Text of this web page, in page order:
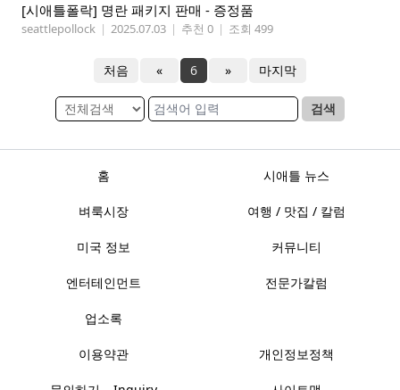
[시애틀폴락] 명란 패키지 판매 - 증정품
seattlepollock | 2025.07.03 | 추천 0 | 조회 499
처음 « 6 » 마지막
검색
홈 시애틀 뉴스
벼룩시장 여행 / 맛집 / 칼럼
미국 정보 커뮤니티
엔터테인먼트 전문가칼럼
업소록
이용약관 개인정보정책